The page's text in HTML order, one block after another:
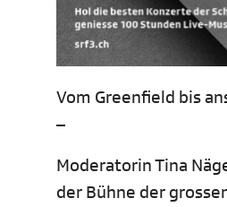
Vom Greenfield bis
–
Moderatorin Tina
der Bühne der